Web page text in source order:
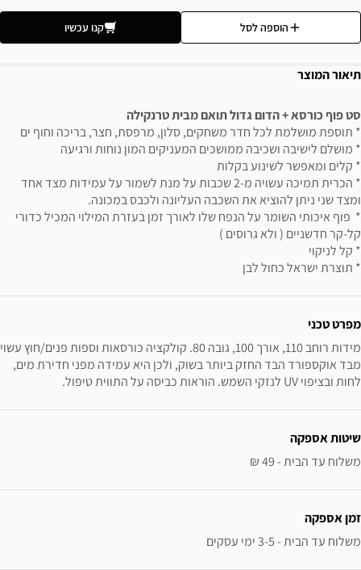
הוספה לסל קנו עכשיו
תיאור המוצר
סט פוף כורסא + הדום גדול תואם מבית טרנקילה
* תוספת מושלמת לכל חדר משחקים, סלון, מרפסת, חצר, בריכה וחוף ים
* מושלם לישיבה ושכיבה ממושכים המעניקים המון נוחות ורגיעה
* קלים ומאפשר לשינוע בקלות
* הכרית תמיכה עשויה מ-2 שכבות על מנת לשמור על עמידות מצד אחד
ומצד שני ניתן להוציא את השכבה העליונה ולכבס במכונה.
* פוף איכותי השומר על הנפח שלו לאורך זמן בעזרת המילוי המכיל כדורי
קל-קר חדשניים ( ולא גרוסים )
* קל לניקוי
* תוצרת ישראל כחול לבן
מפרט טכני
לחות ובציפוי UV לנזקי השמש. הוראות כביסה על התווית טיפול.
שיטות אספקה
משלוח עד הבית - 49 ₪
זמן אספקה
משלוח עד הבית - 3-5 ימי עסקים